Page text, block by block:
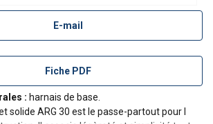
E-mail
Fiche PDF
: harnais de base.
solide ARG 30 est le passe-partout pour l